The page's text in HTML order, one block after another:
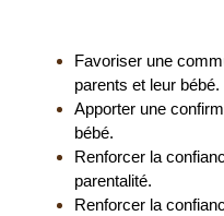
Favoriser une
parents et leur bébé.
Apporter une
bébé.
Renforcer la
parentalité.
Renforcer la